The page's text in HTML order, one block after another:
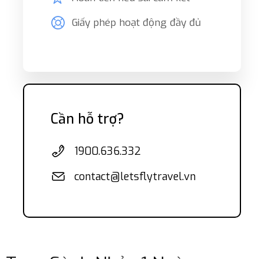
Giấy phép hoạt động đầy đủ
Cần hỗ trợ?
1900.636.332
contact@letsflytravel.vn